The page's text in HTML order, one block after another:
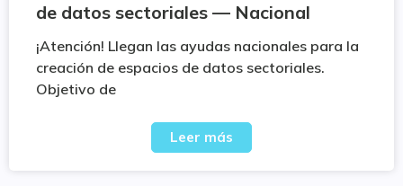
de datos sectoriales — Nacional
¡Atención! Llegan las ayudas nacionales para la
creación de espacios de datos sectoriales.
Objetivo de
Leer más